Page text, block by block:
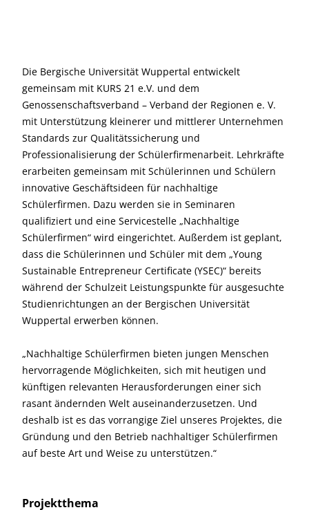
Die Bergische Universität Wuppertal entwickelt
gemeinsam mit KURS 21 e.V. und dem
Genossenschaftsverband – Verband der Regionen e. V.
mit Unterstützung kleinerer und mittlerer Unternehmen
Standards zur Qualitätssicherung und
Professionalisierung der Schülerfirmenarbeit. Lehrkräfte
erarbeiten gemeinsam mit Schülerinnen und Schülern
innovative Geschäftsideen für nachhaltige
Schülerfirmen. Dazu werden sie in Seminaren
qualifiziert und eine Servicestelle „Nachhaltige
Schülerfirmen“ wird eingerichtet. Außerdem ist geplant,
dass die Schülerinnen und Schüler mit dem „Young
Sustainable Entrepreneur Certificate (YSEC)“ bereits
während der Schulzeit Leistungspunkte für ausgesuchte
Studienrichtungen an der Bergischen Universität
Wuppertal erwerben können.
„Nachhaltige Schülerfirmen bieten jungen Menschen
hervorragende Möglichkeiten, sich mit heutigen und
künftigen relevanten Herausforderungen einer sich
rasant ändernden Welt auseinanderzusetzen. Und
deshalb ist es das vorrangige Ziel unseres Projektes, die
Gründung und den Betrieb nachhaltiger Schülerfirmen
auf beste Art und Weise zu unterstützen.“
Projektthema